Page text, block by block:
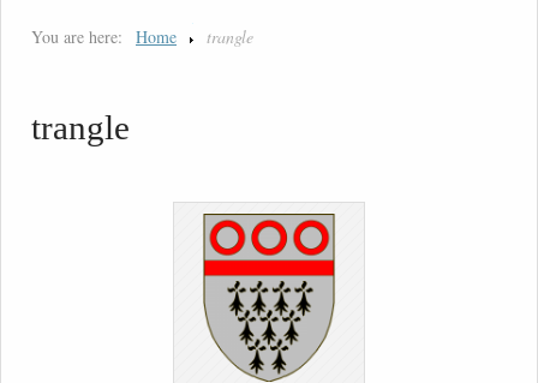
You are here: Home trangle
trangle